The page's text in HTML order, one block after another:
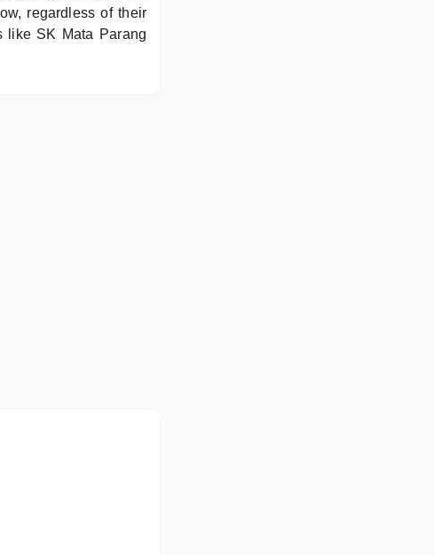
regardless of their
like SK Mata Parang